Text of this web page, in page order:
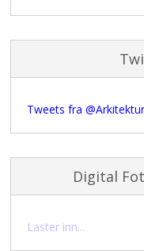
Tweets fra
Digital
Laster inn...